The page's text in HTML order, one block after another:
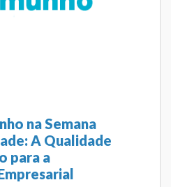
na Semana
A Qualidade
para a